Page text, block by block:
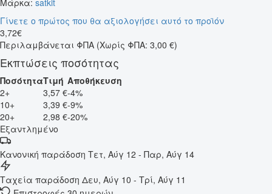
Μάρκα: satkit
Γίνετε ο πρώτος που θα αξιολογήσει αυτό το προϊόν
3,72€
Περιλαμβάνεται ΦΠΑ (Χωρίς ΦΠΑ: 3,00 €)
Εκπτώσεις ποσότητας
ΠοσότηταΤιμή Αποθήκευση
2+
3,57 €-4%
10+
3,39 €-9%
20+
2,98 €-20%
Εξαντλημένο
Κανονική παράδοση Τετ, Αύγ 12 - Παρ, Αύγ 14
Ταχεία παράδοση Δευ, Αύγ 10 - Τρί, Αύγ 11